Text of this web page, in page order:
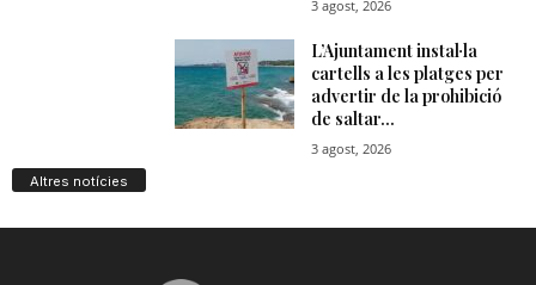
Altres notícies